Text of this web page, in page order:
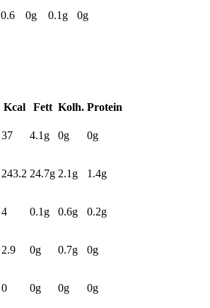
0.6 0g 0.1 g 0g
Kcal Fett Kolh. Protein
37 4.1 g 0g 0g
243.2 24.7g 2.1 g 1.4g
4 0.1 g 0.6g 0.2g
2.9 0g 0.7g 0g
0 0g 0g 0g